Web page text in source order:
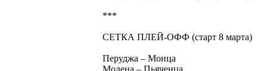
***
СЕТКА ПЛЕЙ-ОФФ (старт 8 марта)
Перуджа – Монца
Модена – Пьяченца